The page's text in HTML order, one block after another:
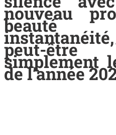
nouveau
peut-
simplement
de l’année